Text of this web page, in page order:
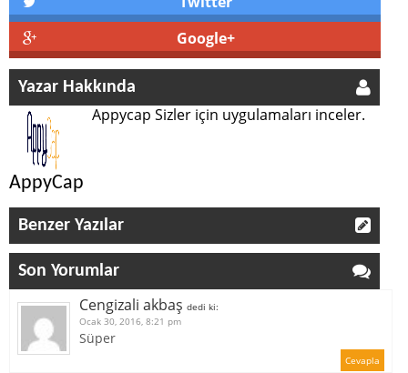
Google+
Yazar Hakkında
AppyCap
Appycap Sizler için uygulamaları inceler.
Benzer Yazılar
Son Yorumlar
Cengizali akbaş dedi ki:
Ocak 30, 2016, 8:21 pm
Süper
Cevapla